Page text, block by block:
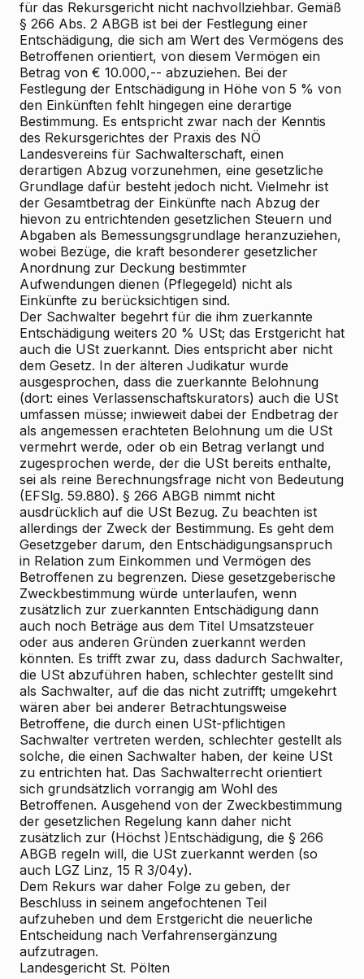
für das Rekursgericht nicht nachvollziehbar. Gemäß
§ 266 Abs. 2 ABGB ist bei der Festlegung einer
Entschädigung, die sich am Wert des Vermögens des
Betroffenen orientiert, von diesem Vermögen ein
Betrag von € 10.000,-- abzuziehen. Bei der
Festlegung der Entschädigung in Höhe von 5 % von
den Einkünften fehlt hingegen eine derartige
Bestimmung. Es entspricht zwar nach der Kenntis
des Rekursgerichtes der Praxis des NÖ
Landesvereins für Sachwalterschaft, einen
derartigen Abzug vorzunehmen, eine gesetzliche
Grundlage dafür besteht jedoch nicht. Vielmehr ist
der Gesamtbetrag der Einkünfte nach Abzug der
hievon zu entrichtenden gesetzlichen Steuern und
Abgaben als Bemessungsgrundlage heranzuziehen,
wobei Bezüge, die kraft besonderer gesetzlicher
Anordnung zur Deckung bestimmter
Aufwendungen dienen (Pflegegeld) nicht als
Einkünfte zu berücksichtigen sind.
Der Sachwalter begehrt für die ihm zuerkannte
Entschädigung weiters 20 % USt; das Erstgericht hat
auch die USt zuerkannt. Dies entspricht aber nicht
dem Gesetz. In der älteren Judikatur wurde
ausgesprochen, dass die zuerkannte Belohnung
(dort: eines Verlassenschaftskurators) auch die USt
umfassen müsse; inwieweit dabei der Endbetrag der
als angemessen erachteten Belohnung um die USt
vermehrt werde, oder ob ein Betrag verlangt und
zugesprochen werde, der die USt bereits enthalte,
sei als reine Berechnungsfrage nicht von Bedeutung
(EFSlg. 59.880). § 266 ABGB nimmt nicht
ausdrücklich auf die USt Bezug. Zu beachten ist
allerdings der Zweck der Bestimmung. Es geht dem
Gesetzgeber darum, den Entschädigungsanspruch
in Relation zum Einkommen und Vermögen des
Betroffenen zu begrenzen. Diese gesetzgeberische
Zweckbestimmung würde unterlaufen, wenn
zusätzlich zur zuerkannten Entschädigung dann
auch noch Beträge aus dem Titel Umsatzsteuer
oder aus anderen Gründen zuerkannt werden
könnten. Es trifft zwar zu, dass dadurch Sachwalter,
die USt abzuführen haben, schlechter gestellt sind
als Sachwalter, auf die das nicht zutrifft; umgekehrt
wären aber bei anderer Betrachtungsweise
Betroffene, die durch einen USt-pflichtigen
Sachwalter vertreten werden, schlechter gestellt als
solche, die einen Sachwalter haben, der keine USt
zu entrichten hat. Das Sachwalterrecht orientiert
sich grundsätzlich vorrangig am Wohl des
Betroffenen. Ausgehend von der Zweckbestimmung
der gesetzlichen Regelung kann daher nicht
zusätzlich zur (Höchst )Entschädigung, die § 266
ABGB regeln will, die USt zuerkannt werden (so
auch LGZ Linz, 15 R 3/04y).
Dem Rekurs war daher Folge zu geben, der
Beschluss in seinem angefochtenen Teil
aufzuheben und dem Erstgericht die neuerliche
Entscheidung nach Verfahrensergänzung
aufzutragen.
Landesgericht St. Pölten